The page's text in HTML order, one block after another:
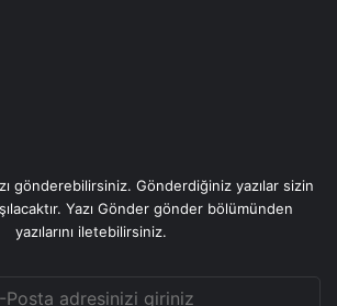
gönderebilirsiniz. Gönderdiğiniz yazılar sizin
Yazı Gönder gönder bölümünden
yazılarını iletebilirsiniz.